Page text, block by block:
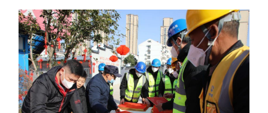
台湾 思客智库 全球连线 教育
科技 科创 量子 体育
文化 书画 健康 军事
访谈 视频 图片 政务